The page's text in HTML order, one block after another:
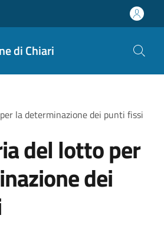
di Chiari
la determinazione dei punti fissi
del lotto per
dei